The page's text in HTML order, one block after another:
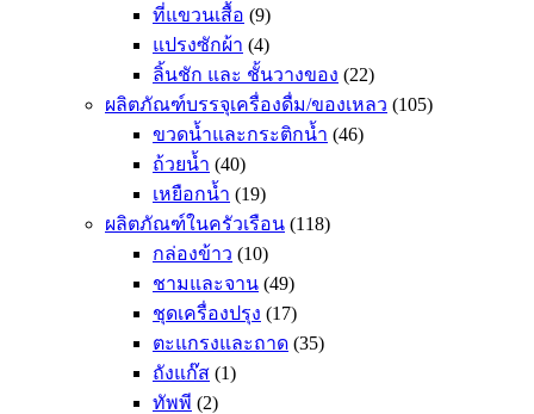
ที่แขวนเสื้อ (9)
แปรงซักผ้า (4)
ลิ้นชัก และ ชั้นวางของ (22)
ผลิตภัณฑ์บรรจุเครื่องดื่ม/ของเหลว (105)
ขวดน้ำและกระติกน้ำ (46)
ถ้วยน้ำ (40)
เหยือกน้ำ (19)
ผลิตภัณฑ์ในครัวเรือน (118)
กล่องข้าว (10)
ชามและจาน (49)
ชุดเครื่องปรุง (17)
ตะแกรงและถาด (35)
ถังแก๊ส (1)
ทัพพี (2)